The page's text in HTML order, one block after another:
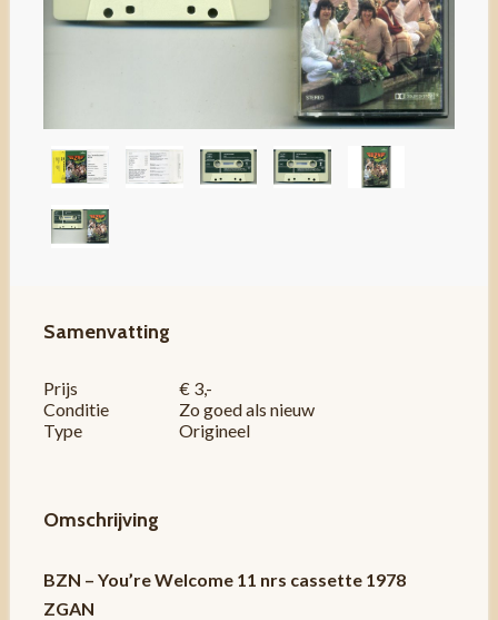
Samenvatting
Prijs
€ 3,-
Conditie
Zo goed als nieuw
Type
Origineel
Omschrijving
BZN – You’re Welcome 11 nrs cassette 1978
ZGAN